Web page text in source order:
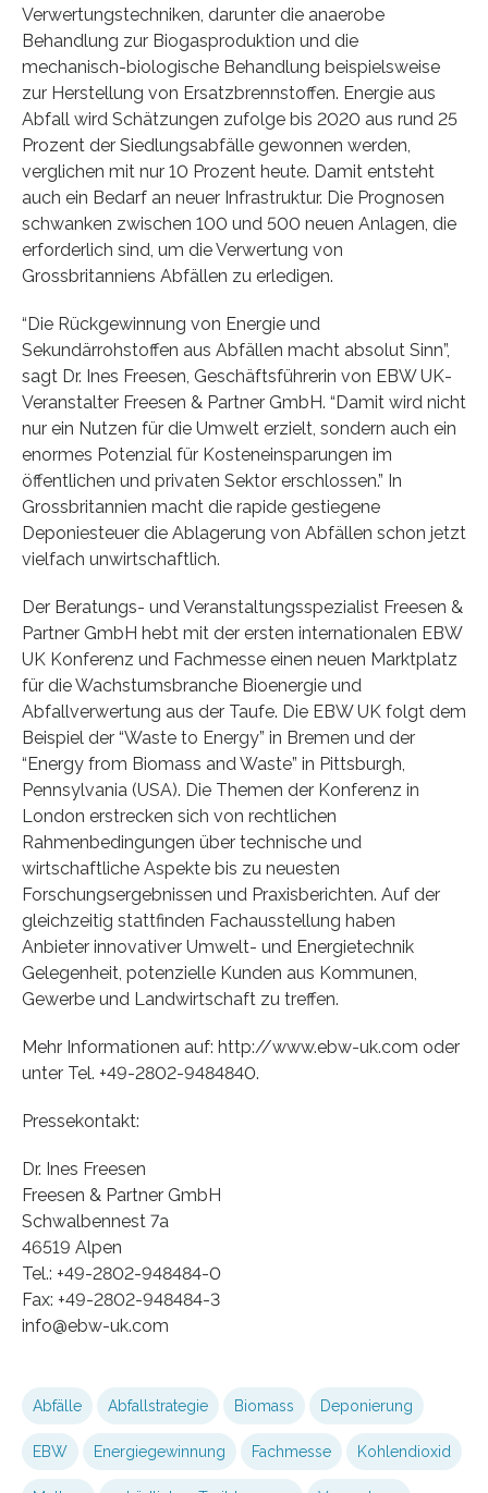
Verwertungstechniken, darunter die anaerobe
Behandlung zur Biogasproduktion und die
mechanisch-biologische Behandlung beispielsweise
zur Herstellung von Ersatzbrennstoffen. Energie aus
Abfall wird Schätzungen zufolge bis 2020 aus rund 25
Prozent der Siedlungsabfälle gewonnen werden,
verglichen mit nur 10 Prozent heute. Damit entsteht
auch ein Bedarf an neuer Infrastruktur. Die Prognosen
schwanken zwischen 100 und 500 neuen Anlagen, die
erforderlich sind, um die Verwertung von
Grossbritanniens Abfällen zu erledigen.
“Die Rückgewinnung von Energie und
Sekundärrohstoffen aus Abfällen macht absolut Sinn”,
sagt Dr. Ines Freesen, Geschäftsführerin von EBW UK-
Veranstalter Freesen & Partner GmbH. “Damit wird nicht
nur ein Nutzen für die Umwelt erzielt, sondern auch ein
enormes Potenzial für Kosteneinsparungen im
öffentlichen und privaten Sektor erschlossen.” In
Grossbritannien macht die rapide gestiegene
Deponiesteuer die Ablagerung von Abfällen schon jetzt
vielfach unwirtschaftlich.
Der Beratungs- und Veranstaltungsspezialist Freesen &
Partner GmbH hebt mit der ersten internationalen EBW
UK Konferenz und Fachmesse einen neuen Marktplatz
für die Wachstumsbranche Bioenergie und
Abfallverwertung aus der Taufe. Die EBW UK folgt dem
Beispiel der “Waste to Energy” in Bremen und der
“Energy from Biomass and Waste” in Pittsburgh,
Pennsylvania (USA). Die Themen der Konferenz in
London erstrecken sich von rechtlichen
Rahmenbedingungen über technische und
wirtschaftliche Aspekte bis zu neuesten
Forschungsergebnissen und Praxisberichten. Auf der
gleichzeitig stattfinden Fachausstellung haben
Anbieter innovativer Umwelt- und Energietechnik
Gelegenheit, potenzielle Kunden aus Kommunen,
Gewerbe und Landwirtschaft zu treffen.
Mehr Informationen auf: http://www.ebw-uk.com oder
unter Tel. +49-2802-9484840.
Pressekontakt:
Dr. Ines Freesen
Freesen & Partner GmbH
Schwalbennest 7a
46519 Alpen
Tel.: +49-2802-948484-0
Fax: +49-2802-948484-3
info@ebw-uk.com
Abfälle Abfallstrategie Biomass Deponierung
EBW Energiegewinnung Fachmesse Kohlendioxid